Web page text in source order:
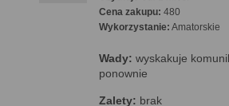
Cena zakupu: 480
Wykorzystanie: Amatorskie
Wady: wyskakuje
ponownie
Zalety: brak